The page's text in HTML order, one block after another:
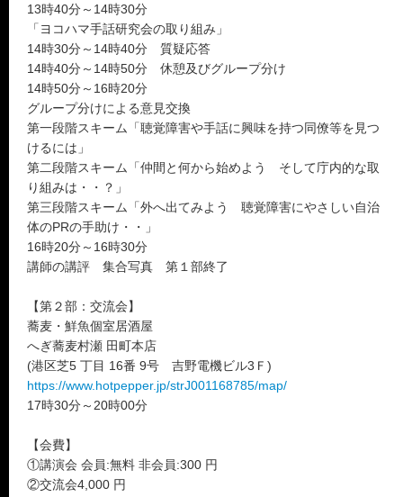
13時40分～14時30分
「ヨコハマ手話研究会の取り組み」
14時30分～14時40分 質疑応答
14時40分～14時50分 休憩及びグループ分け
14時50分～16時20分
グループ分けによる意見交換
第一段階スキーム「聴覚障害や手話に興味を持つ同僚等を見つ
けるには」
第二段階スキーム「仲間と何から始めよう そして庁内的な取
り組みは・・？」
第三段階スキーム「外へ出てみよう 聴覚障害にやさしい自治
体のPRの手助け・・」
16時20分～16時30分
講師の講評 集合写真 第１部終了
【第２部：交流会】
蕎麦・鮮魚個室居酒屋
へぎ蕎麦村瀬 田町本店
(港区芝5 丁目 16番 9号 吉野電機ビル3Ｆ)
https://www.hotpepper.jp/strJ001168785/map/
17時30分～20時00分
【会費】
①講演会 会員:無料 非会員:300 円
②交流会4,000 円